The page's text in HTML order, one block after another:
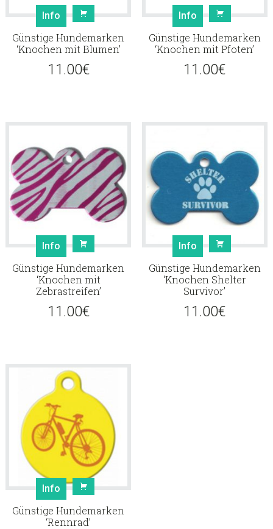
Info
Günstige Hundemarken
‘Knochen mit Blumen’
11.00€
Info
Günstige Hundemarken
‘Knochen mit Pfoten’
11.00€
Info
Günstige Hundemarken
‘Knochen mit
Zebrastreifen’
11.00€
Info
Günstige Hundemarken
‘Knochen Shelter
Survivor’
11.00€
Info
Günstige Hundemarken
‘Rennrad’